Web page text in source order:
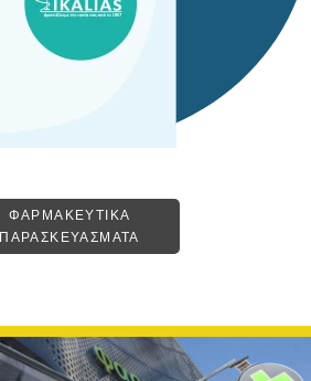
ΦΑΡΜΑΚΕΥΤΙΚΑ
ΠΑΡΑΣΚΕΥΑΣΜΑΤΑ